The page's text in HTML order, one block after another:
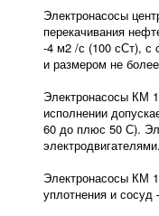
Электронасосы
перекачивания
-4 м2 /с (100 сСт), с
и размером не
Электронасосы КМ
исполнении
60 до плюс 50 С).
Электронасосы КМ
уплотнения и